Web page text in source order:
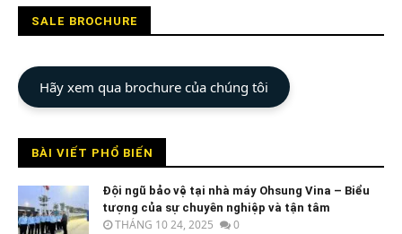
Nhất
SALE BROCHURE
Hãy xem qua brochure của chúng tôi
BÀI VIẾT PHỔ BIẾN
Đội ngũ bảo vệ tại nhà máy Ohsung Vina – Biểu
tượng của sự chuyên nghiệp và tận tâm
THÁNG 10 24, 2025 0